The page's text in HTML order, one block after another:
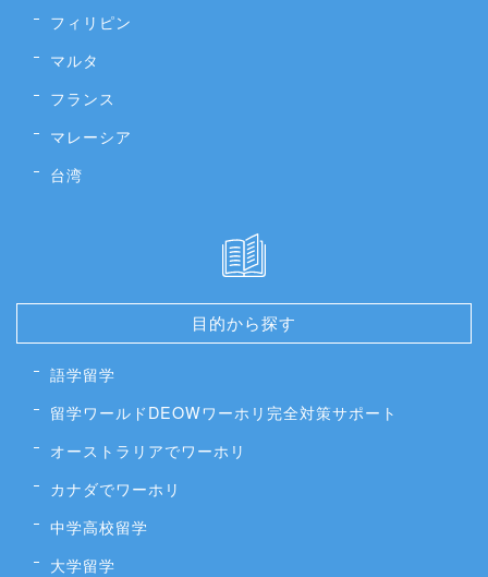
フィリピン
マルタ
フランス
マレーシア
台湾
目的から探す
語学留学
留学ワールドDEOWワーホリ完全対策サポート
オーストラリアでワーホリ
カナダでワーホリ
中学高校留学
大学留学